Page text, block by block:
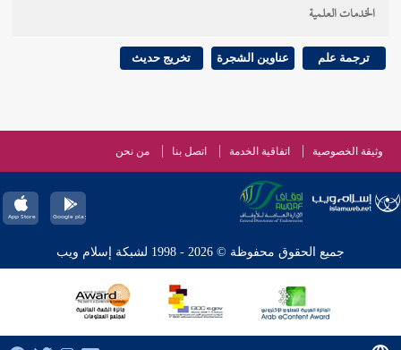
الخدمات العلمية
ترجمة علم عناوين الشجرة تخريج حديث
وثيقة الخصوصية اتفاقية الخدمة اتصل بنا من نحن
جميع الحقوق محفوظة © 2026 - 1998 لشبكة إسلام ويب